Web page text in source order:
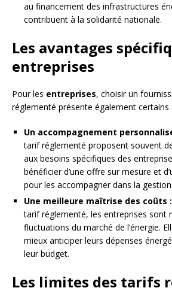
au financement des infrastructures
contribuent à la solidarité nationale.
Les avantages
entreprises
Pour les entreprises, choisir un
réglementé présente également certains
Un accompagnement
tarif réglementé proposent souvent
aux besoins spécifiques des
bénéficier d’une offre sur mesure et
pour les accompagner dans la
Une meilleure maîtrise des coûts :
tarif réglementé, les entreprises sont
fluctuations du marché de l’énergie.
mieux anticiper leurs dépenses
leur budget.
Les limites des tarifs